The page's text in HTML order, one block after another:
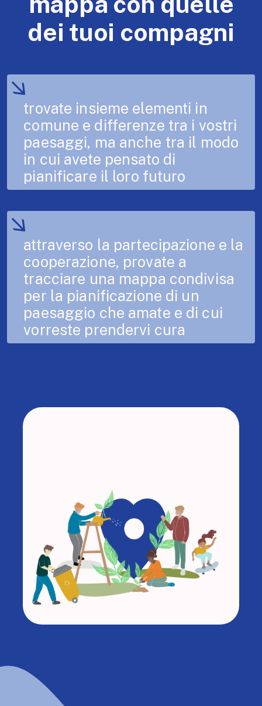
dei tuoi compagni
trovate insieme elementi in
comune e differenze tra i vostri
paesaggi, ma anche tra il modo
in cui avete pensato di
pianificare il loro futuro
attraverso la partecipazione e la
cooperazione, provate a
tracciare una mappa condivisa
per la pianificazione di un
paesaggio che amate e di cui
vorreste prendervi cura